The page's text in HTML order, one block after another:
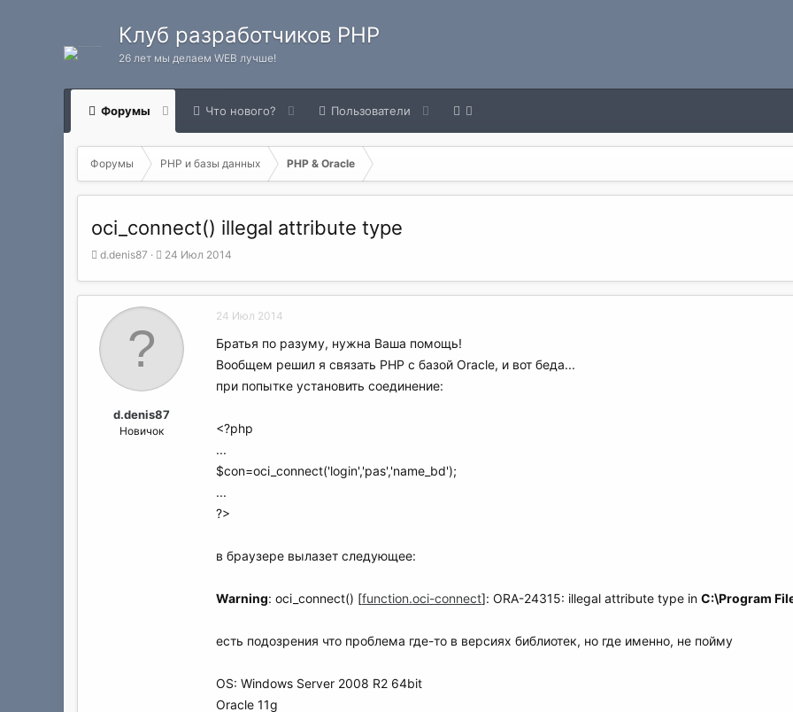
Клуб разработчиков PHP
26 лет мы делаем WEB лучше!
Форумы Что нового? Пользователи
Форумы PHP и базы данных PHP & Oracle
oci_connect() illegal attribute type
А
т
т
е
м
d.denis87
Д
т
н
л
24 Июл 2014
d.denis87
Новичок
24 Июл 2014
Братья по разуму, нужна Ваша помощь!
Вообщем решил я связать PHP с базой Oracle, и вот беда...
при попытке установить соединение:
<?php
...
$con=oci_connect('login','pas','name_bd');
...
?>
в браузере вылазет следующее:
Warning: oci_connect() [function.oci-connect]: ORA-24315: illegal attribute type in C:\Program
есть подозрения что проблема где-то в версиях библиотек, но где именно, не пойму
OS: Windows Server 2008 R2 64bit
Oracle 11g